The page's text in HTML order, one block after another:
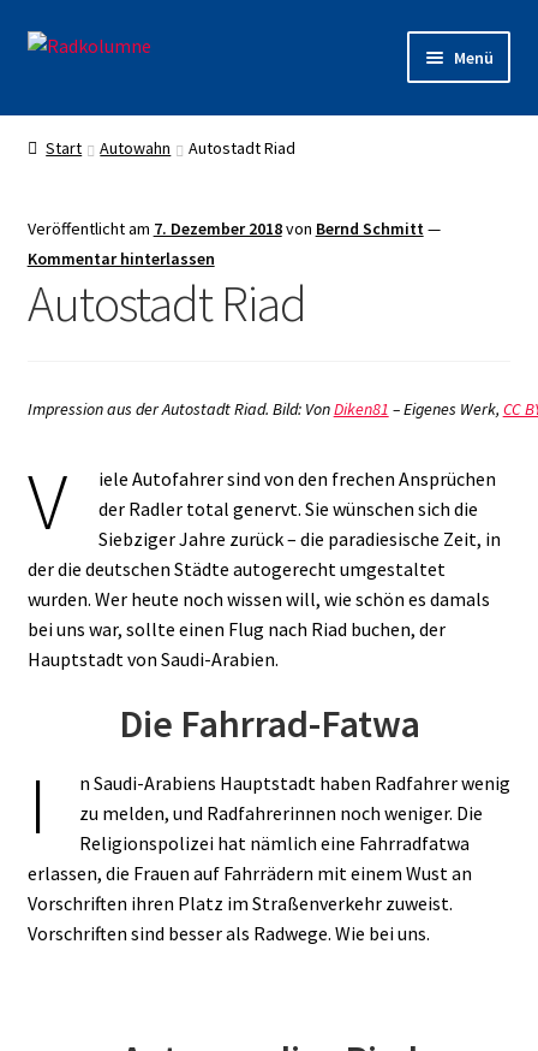
Zur
Zum
Menü
Lastenrad ausleihen
Warenkorb
Kasse
Start Autowahn Autostadt Riad
Veröffentlicht am 7. Dezember 2018von Bernd Schmitt—
Kommentar hinterlassen
Autostadt Riad
Impression aus der Autostadt Riad. Bild: VonDiken81 – Eigenes Werk, CC
V
iele Autofahrer sind von den frechen Ansprüchen
der Radler total genervt. Sie wünschen sich die
Siebziger Jahre zurück – die paradiesische Zeit, in
der die deutschen Städte autogerecht umgestaltet
wurden. Wer heute noch wissen will, wie schön es damals
bei uns war, sollte einen Flug nach Riad buchen, der
Hauptstadt von Saudi-Arabien.
Die Fahrrad-Fatwa
I
n Saudi-Arabiens Hauptstadt haben Radfahrer wenig
zu melden, und Radfahrerinnen noch weniger. Die
Religionspolizei hat nämlich eine Fahrradfatwa
erlassen, die Frauen auf Fahrrädern mit einem Wust an
Vorschriften ihren Platz im Straßenverkehr zuweist.
Vorschriften sind besser als Radwege. Wie bei uns.